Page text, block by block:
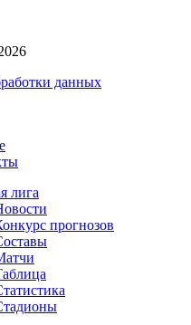
данных
лига
прогнозов